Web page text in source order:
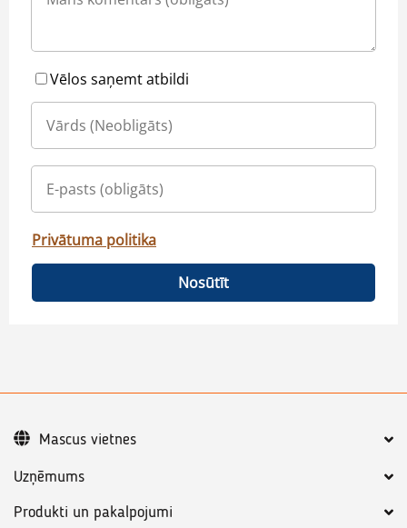
Vēlos saņemt atbildi
Privātuma politika
Nosūtīt
Uzņēmums
Produkti un pakalpojumi
Mascus vietnes